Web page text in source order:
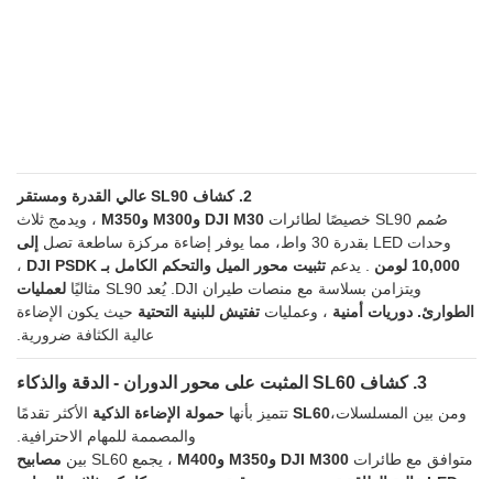
2. كشاف SL90 عالي القدرة ومستقر
صُمم SL90 خصيصًا لطائرات
DJI M30 وM300 وM350
، ويدمج ثلاث
وحدات LED بقدرة 30 واط، مما يوفر إضاءة مركزة ساطعة تصل
إلى
10,000 لومن
. يدعم تثبيت محور الميل والتحكم الكامل بـ DJI PSDK
،
ويتزامن بسلاسة مع منصات طيران DJI. يُعد SL90 مثاليًا
لعمليات
الطوارئ. دوريات أمنية ، وعمليات تفتيش للبنية التحتية حيث يكون الإضاءة
عالية الكثافة ضرورية.
3. كشاف SL60 المثبت على محور الدوران - الدقة والذكاء
ومن بين المسلسلات،SL60 تتميز بأنها حمولة الإضاءة الذكية الأكثر تقدمًا
والمصممة للمهام الاحترافية.
متوافق مع طائرات DJI M300 وM350 وM400 ، يجمع SL60 بين
مصابيح